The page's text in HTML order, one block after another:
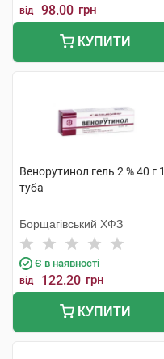
від 98.00 грн
КУПИТИ
Венорутинол гель 2 % 40 г 1
туба
Борщагівський ХФЗ
Є в наявності
від 122.20 грн
КУПИТИ